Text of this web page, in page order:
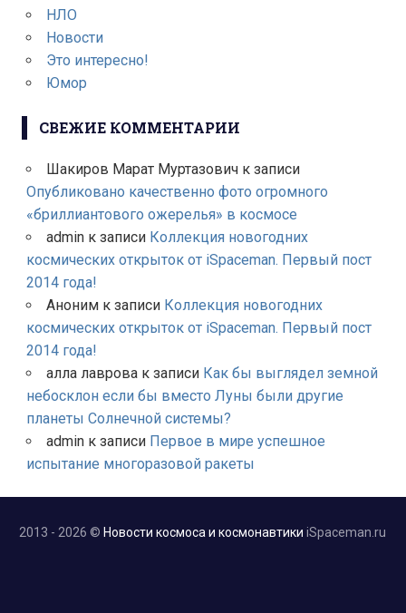
НЛО
Новости
Это интересно!
Юмор
СВЕЖИЕ КОММЕНТАРИИ
Шакиров Марат Муртазовичк записи
Опубликовано качественно фото огромного
«бриллиантового ожерелья» в космосе
adminк записи Коллекция новогодних
космических открыток от iSpaceman. Первый пост
2014 года!
Анонимк записи Коллекция новогодних
космических открыток от iSpaceman. Первый пост
2014 года!
алла лавровак записи Как бы выглядел земной
небосклон если бы вместо Луны были другие
планеты Солнечной системы?
adminк записи Первое в мире успешное
испытание многоразовой ракеты
2013 - 2026 © Новости космоса и космонавтики iSpaceman.ru